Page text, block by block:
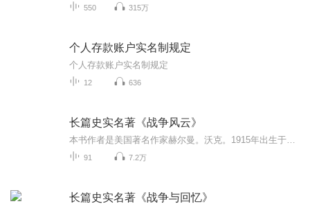
550 315万
个人存款账户实名制规定
个人存款账户实名制规定
12 636
长篇史实名著《战争风云》
91 7.2万
长篇史实名著《战争与回忆》